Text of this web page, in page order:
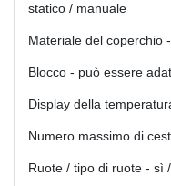
statico / manuale
Materiale del coperchio
Blocco - può essere
Display della
Numero massimo di
Ruote / tipo di ruote - sì